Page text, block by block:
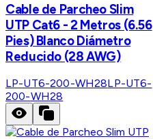
Cable de Parcheo Slim
UTP Cat6 - 2 Metros (6.56
Pies) Blanco Diámetro
Reducido (28 AWG)
LP-UT6-200-WH28LP-UT6-
200-WH28